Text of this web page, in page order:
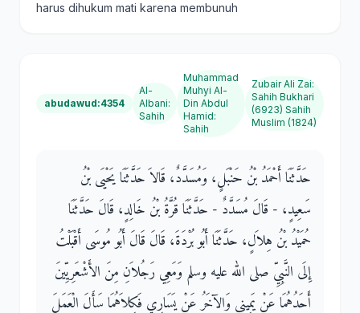
harus dihukum mati karena membunuh
abudawud:4354
Al-
Albani:
Sahih
Muhammad
Muhyi Al-
Din Abdul
Hamid:
Sahih
Zubair Ali Zai:
Sahih Bukhari
(6923) Sahih
Muslim (1824)
حَدَّثَنَا أَحْمَدُ بْنُ حَنْبَلٍ، وَمُسَدَّدٌ، قَالاَ حَدَّثَنَا يَحْيَى بْنُ
سَعِيدٍ، - قَالَ مُسَدَّدٌ - حَدَّثَنَا قُرَّةُ بْنُ خَالِدٍ، قَالَ حَدَّثَنَا
حُمَيْدُ بْنُ هِلاَلٍ، حَدَّثَنَا أَبُو بُرْدَةَ، قَالَ قَالَ أَبُو مُوسَى أَقْبَلْتُ
إِلَى النَّبِيِّ صلى الله عليه وسلم وَمَعِي رَجُلاَنِ مِنَ الأَشْعَرِيِّينَ
أَحَدُهُمَا عَنْ يَمِينِي وَالآخَرُ عَنْ يَسَارِي فَكِلاَهُمَا سَأَلَ الْعَمَلَ